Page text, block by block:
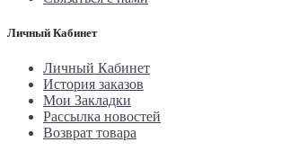
Личный Кабинет
Личный Кабинет
История заказов
Мои Закладки
Рассылка новостей
Возврат товара